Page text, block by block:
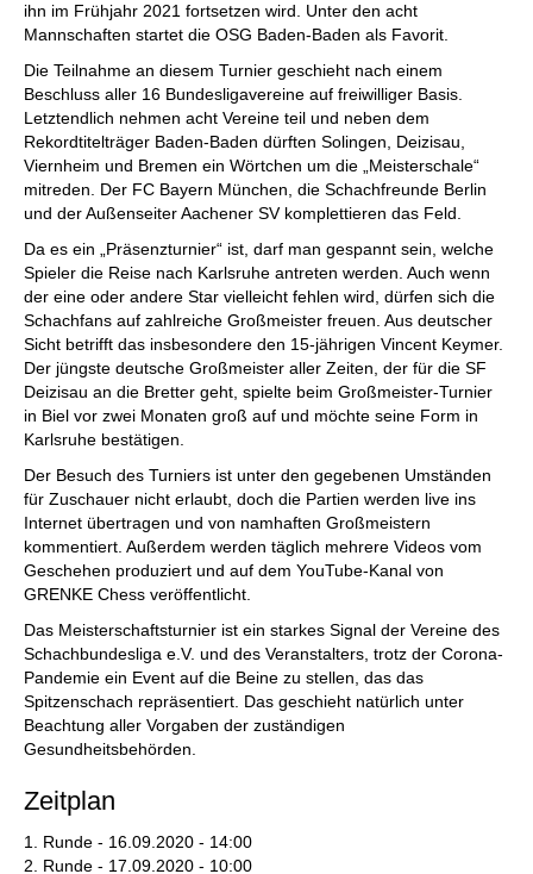
ihn im Frühjahr 2021 fortsetzen wird. Unter den acht
Mannschaften startet die OSG Baden-Baden als Favorit.
Die Teilnahme an diesem Turnier geschieht nach einem
Beschluss aller 16 Bundesligavereine auf freiwilliger Basis.
Letztendlich nehmen acht Vereine teil und neben dem
Rekordtitelträger Baden-Baden dürften Solingen, Deizisau,
Viernheim und Bremen ein Wörtchen um die „Meisterschale“
mitreden. Der FC Bayern München, die Schachfreunde Berlin
und der Außenseiter Aachener SV komplettieren das Feld.
Da es ein „Präsenzturnier“ ist, darf man gespannt sein, welche
Spieler die Reise nach Karlsruhe antreten werden. Auch wenn
der eine oder andere Star vielleicht fehlen wird, dürfen sich die
Schachfans auf zahlreiche Großmeister freuen. Aus deutscher
Sicht betrifft das insbesondere den 15-jährigen Vincent Keymer.
Der jüngste deutsche Großmeister aller Zeiten, der für die SF
Deizisau an die Bretter geht, spielte beim Großmeister-Turnier
in Biel vor zwei Monaten groß auf und möchte seine Form in
Karlsruhe bestätigen.
Der Besuch des Turniers ist unter den gegebenen Umständen
für Zuschauer nicht erlaubt, doch die Partien werden live ins
Internet übertragen und von namhaften Großmeistern
kommentiert. Außerdem werden täglich mehrere Videos vom
Geschehen produziert und auf dem YouTube-Kanal von
GRENKE Chess veröffentlicht.
Das Meisterschaftsturnier ist ein starkes Signal der Vereine des
Schachbundesliga e.V. und des Veranstalters, trotz der Corona-
Pandemie ein Event auf die Beine zu stellen, das das
Spitzenschach repräsentiert. Das geschieht natürlich unter
Beachtung aller Vorgaben der zuständigen
Gesundheitsbehörden.
Zeitplan
1. Runde - 16.09.2020 - 14:00
2. Runde - 17.09.2020 - 10:00